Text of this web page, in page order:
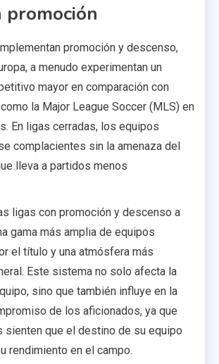
promoción
promoción y descenso,
a menudo experimentan un
mayor en comparación con
la Major League Soccer (MLS) en
En ligas cerradas, los equipos
complacientes sin la amenaza del
lleva a partidos menos
ligas con promoción y descenso a
gama más amplia de equipos
el título y una atmósfera más
Este sistema no solo afecta la
sino que también influye en la
de los aficionados, ya que
sienten que el destino de su equipo
rendimiento en el campo.